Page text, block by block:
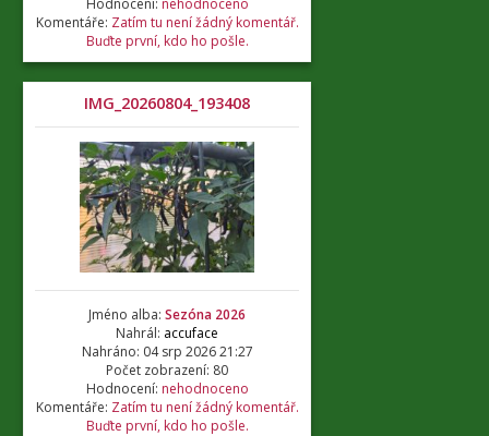
Hodnocení: nehodnoceno
Komentáře: Zatím tu není žádný komentář.
Buďte první, kdo ho pošle.
IMG_20260804_193408
Jméno alba: Sezóna 2026
Nahrál: accuface
Nahráno: 04 srp 2026 21:27
Počet zobrazení: 80
Hodnocení: nehodnoceno
Komentáře: Zatím tu není žádný komentář.
Buďte první, kdo ho pošle.